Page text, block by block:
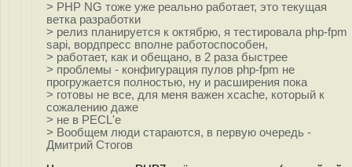
> PHP NG тоже уже реально работает, это текущая
ветка разработки
> релиз планируется к октябрю, я тестировала php-fpm
sapi, вордпресс вполне работоспособен,
> работает, как и обещано, в 2 раза быстрее
> проблемы - конфигурация пулов php-fpm не
прогружается полностью, ну и расширения пока
> готовы не все, для меня важен xcache, который к
сожалению даже
> не в PECL'e
> Вообщем люди стараются, в первую очередь -
Дмитрий Стогов